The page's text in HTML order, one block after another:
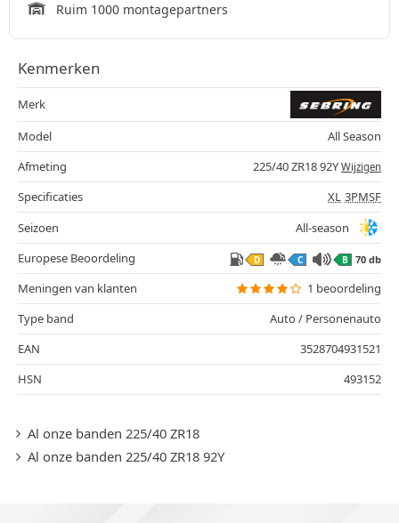
Ruim 1000 montagepartners
Kenmerken
Merk
Model
All Season
Afmeting
225/40 ZR18 92Y Wijzigen
Specificaties XL 3PMSF
Seizoen
All-season
Europese Beoordeling
D C B 70 db
Meningen van klanten
1 beoordeling
Type band
Auto / Personenauto
EAN
3528704931521
HSN
493152
Al onze banden 225/40 ZR18
Al onze banden 225/40 ZR18 92Y